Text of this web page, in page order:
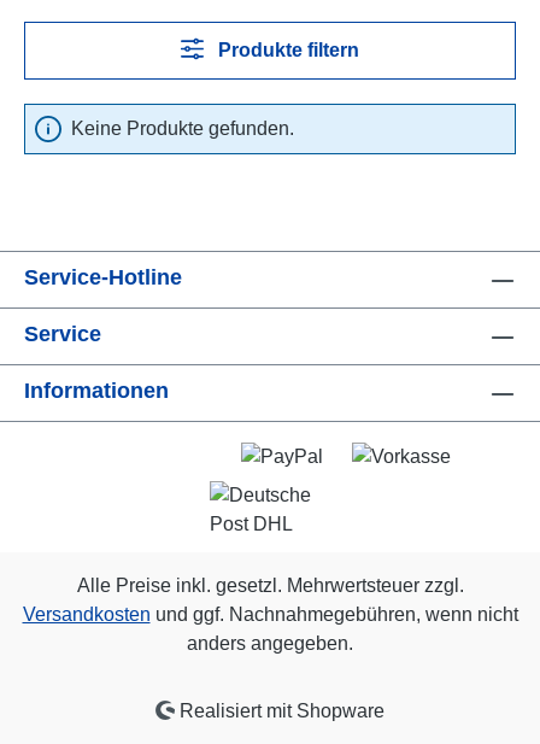
Produkte filtern
Keine Produkte gefunden.
Service-Hotline
Service
Informationen
Alle Preise inkl. gesetzl. Mehrwertsteuer zzgl.
Versandkosten und ggf. Nachnahmegebühren, wenn nicht
anders angegeben.
Realisiert mit Shopware